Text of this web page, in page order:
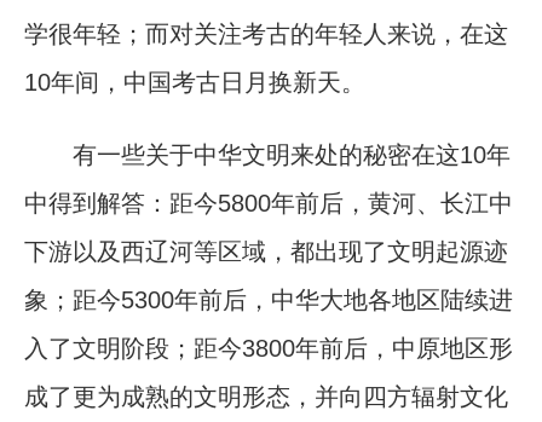
学很年轻；而对关注考古的年轻人来说，在这
10年间，中国考古日月换新天。
有一些关于中华文明来处的秘密在这10年
中得到解答：距今5800年前后，黄河、长江中
下游以及西辽河等区域，都出现了文明起源迹
象；距今5300年前后，中华大地各地区陆续进
入了文明阶段；距今3800年前后，中原地区形
成了更为成熟的文明形态，并向四方辐射文化